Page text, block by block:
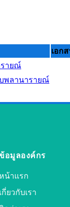
เอก
รายณ์
บพลานารายณ์
อมูลองค์กร
น้าแรก
เกี่ยวกับเรา